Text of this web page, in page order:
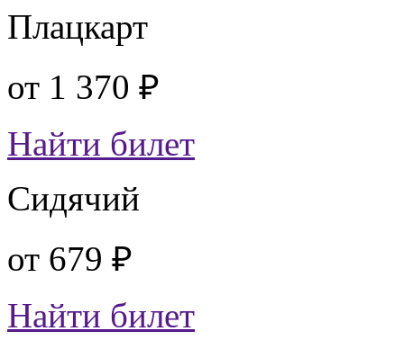
Плацкарт
от 1 370 ₽
Найти билет
Сидячий
от 679 ₽
Найти билет